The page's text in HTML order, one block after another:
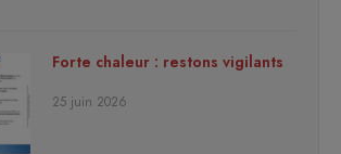
Forte chaleur : restons vigilants
25 juin 2026